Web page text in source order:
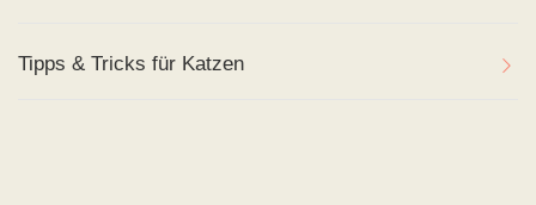
Tipps & Tricks für Katzen